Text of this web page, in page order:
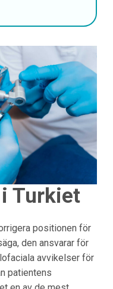
Turkiet
positionen för
den ansvarar för
avvikelser för
patientens